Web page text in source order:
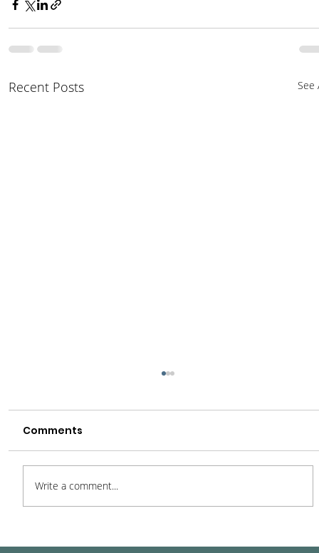
Recent Posts See
Comments
Write a comment...